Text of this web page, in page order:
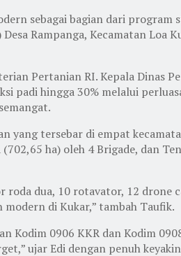
sebagai bagian dari program
Rampanga, Kecamatan Loa
Pertanian RI. Kepala Dinas
padi hingga 30% melalui
yang tersebar di empat
ha) oleh 4 Brigade, dan
dua, 10 rotavator, 12 drone
di Kukar,” tambah Taufik.
Kodim 0906 KKR dan Kodim
ujar Edi dengan penuh